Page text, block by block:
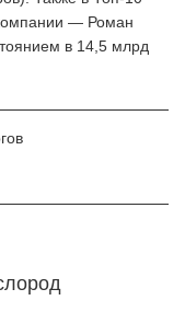
— Роман
в 14,5 млрд